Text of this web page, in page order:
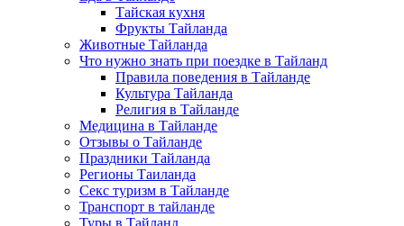
Тайская кухня
Фрукты Тайланда
Животные Тайланда
Что нужно знать при поездке в Тайланд
Правила поведения в Тайланде
Культура Тайланда
Религия в Тайланде
Медицина в Тайланде
Отзывы о Тайланде
Праздники Тайланда
Регионы Таиланда
Секс туризм в Тайланде
Транспорт в тайланде
Туры в Тайланд